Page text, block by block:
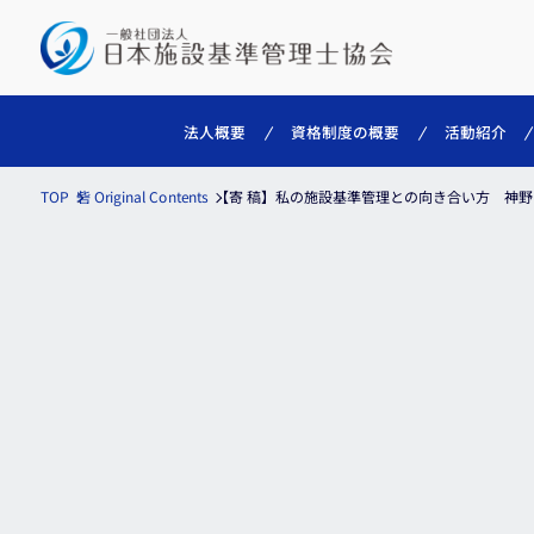
法人概要 資格制度の概要 活動紹介
TOP 砦 Original Contents 【寄 稿】私の施設基準管理との向き合い方 神